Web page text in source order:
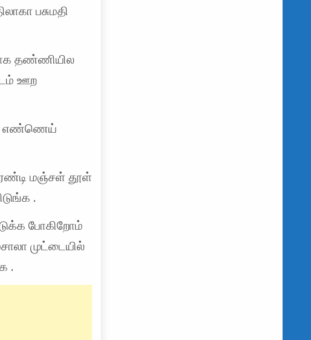
பசுமதி
தண்ணியில
ஊற
எண்ணெய்
மஞ்சள் தூள்
.
போகிறோம்
முட்டையில்
.